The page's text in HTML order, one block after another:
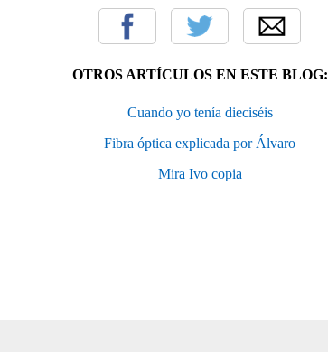
OTROS ARTÍCULOS EN ESTE BLOG:
Cuando yo tenía dieciséis
Fibra óptica explicada por Álvaro
Mira Ivo copia